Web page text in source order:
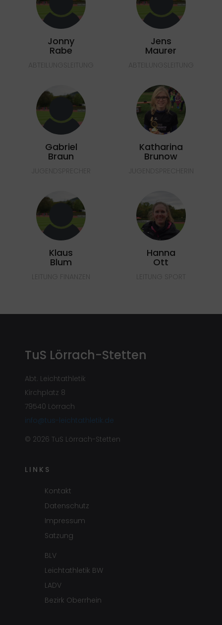
Jonny
Rabe
Jens
Maurer
Gabriel
Braun
Katharina
Brunow
Klaus
Blum
Hanna
Ott
TuS Lörrach-Stetten
Abt. Leichtathletik
Kirchplatz 8
79540 Lörrach
info@tus-leichtathletik.de
© 2026 TuS Lörrach-Stetten
LINKS
Kontakt
Datenschutz
Impressum
Satzung
BLV
Leichtathletik BW
LADV
Bezirk Oberrhein